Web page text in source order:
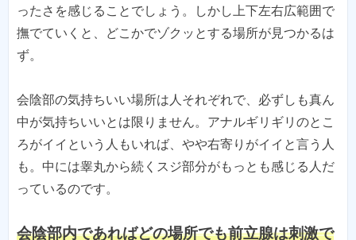
ったさを感じることでしょう。しかし上下左右広範囲で
撫でていくと、どこかでゾクッとする場所が見つかるは
ず。
会陰部の気持ちいい場所は人それぞれで、必ずしも真ん
中が気持ちいいとは限りません。アナルギリギリのとこ
ろがイイという人もいれば、やや右寄りがイイと言う人
も。中には睾丸から続くスジ部分がもっとも感じる人だ
っているのです。
会陰部内であればどの場所でも前立腺は刺激で